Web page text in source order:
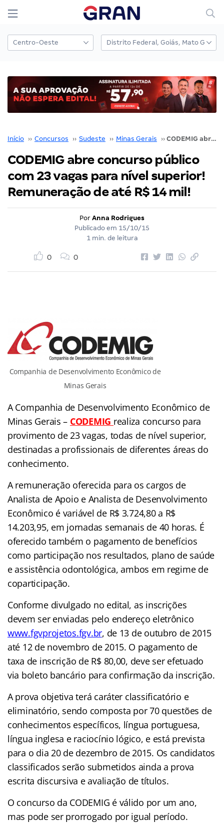
Início ›› Concursos ›› Sudeste ›› Minas Gerais ›› CODEMIG abre concurso público com 23 vagas para nível superior! Remuneração de até R$ 14 mil!
CODEMIG abre concurso público
com 23 vagas para nível superior!
Remuneração de até R$ 14 mil!
Por Anna Rodrigues
Publicado em 15/10/15
1 min. de leitura
0 0
Companhia de Desenvolvimento Econômico de
Minas Gerais
A Companhia de Desenvolvimento Econômico de
Minas Gerais – CODEMIG realiza concurso para
provimento de 23 vagas, todas de nível superior,
destinadas a profissionais de diferentes áreas do
conhecimento.
A remuneração oferecida para os cargos de
Analista de Apoio e Analista de Desenvolvimento
Econômico é variável de R$ 3.724,80 a R$
14.203,95, em jornadas semanais de 40 horas. É
oferecido também o pagamento de benefícios
como participação nos resultados, plano de saúde
e assistência odontológica, ambos em regime de
coparticipação.
Conforme divulgado no edital, as inscrições
devem ser enviadas pelo endereço eletrônico
www.fgvprojetos.fgv.br, de 13 de outubro de 2015
até 12 de novembro de 2015. O pagamento de
taxa de inscrição de R$ 80,00, deve ser efetuado
via boleto bancário para confirmação da inscrição.
A prova objetiva terá caráter classificatório e
eliminatório, sendo composta por 70 questões de
conhecimentos específicos, língua portuguesa,
língua inglesa e raciocínio lógico, e está prevista
para o dia 20 de dezembro de 2015. Os candidatos
classificados serão submetidos ainda a prova
escrita discursiva e avaliação de títulos.
O concurso da CODEMIG é válido por um ano,
mas pode ser prorrogado por igual período.